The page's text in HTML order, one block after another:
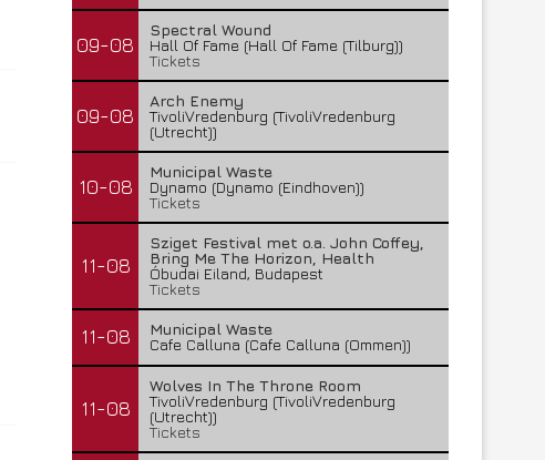
09-08
Spectral Wound
Hall Of Fame (Hall Of Fame (Tilburg))
Tickets
09-08
Arch Enemy
TivoliVredenburg (TivoliVredenburg
(Utrecht))
10-08
Municipal Waste
Dynamo (Dynamo (Eindhoven))
Tickets
11-08
Sziget Festival met o.a. John Coffey,
Bring Me The Horizon, Health
Óbudai Eiland, Budapest
Tickets
11-08
Municipal Waste
Cafe Calluna (Cafe Calluna (Ommen))
11-08
Wolves In The Throne Room
TivoliVredenburg (TivoliVredenburg
(Utrecht))
Tickets